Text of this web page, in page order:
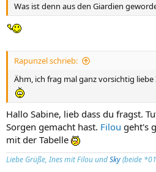
Was ist denn aus den Giardien
Rapunzel schrieb:
Ähm, ich frag mal ganz vorsichtig
Hallo Sabine, lieb dass du fragst.
Sorgen gemacht hast. Filou geht's
mit der Tabelle
Liebe Grüße, Ines mit Filou undSky(beide